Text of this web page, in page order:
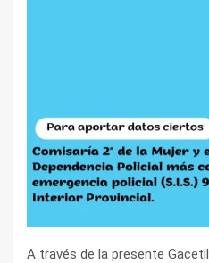
A través de la presente